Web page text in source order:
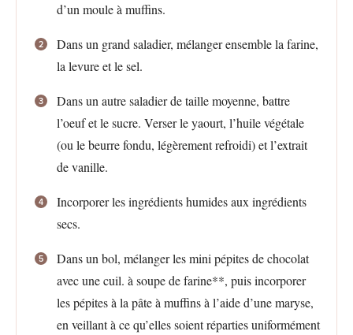
d’un moule à muffins.
Dans un grand saladier, mélanger ensemble la farine,
la levure et le sel.
Dans un autre saladier de taille moyenne, battre
l’oeuf et le sucre. Verser le yaourt, l’huile végétale
(ou le beurre fondu, légèrement refroidi) et l’extrait
de vanille.
Incorporer les ingrédients humides aux ingrédients
secs.
Dans un bol, mélanger les mini pépites de chocolat
avec une cuil. à soupe de farine**, puis incorporer
les pépites à la pâte à muffins à l’aide d’une maryse,
en veillant à ce qu’elles soient réparties uniformément